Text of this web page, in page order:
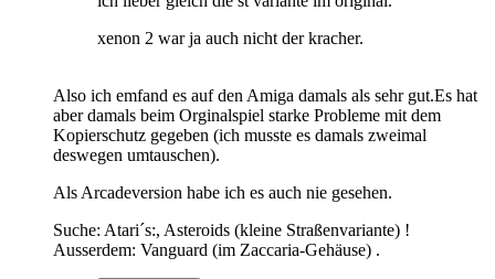
xenon 2 war ja auch nicht der kracher.
Also ich emfand es auf den Amiga damals als sehr gut.Es hat
aber damals beim Orginalspiel starke Probleme mit dem
Kopierschutz gegeben (ich musste es damals zweimal
deswegen umtauschen).
Als Arcadeversion habe ich es auch nie gesehen.
Suche: Atari´s:, Asteroids (kleine Straßenvariante) !
Ausserdem: Vanguard (im Zaccaria-Gehäuse) .